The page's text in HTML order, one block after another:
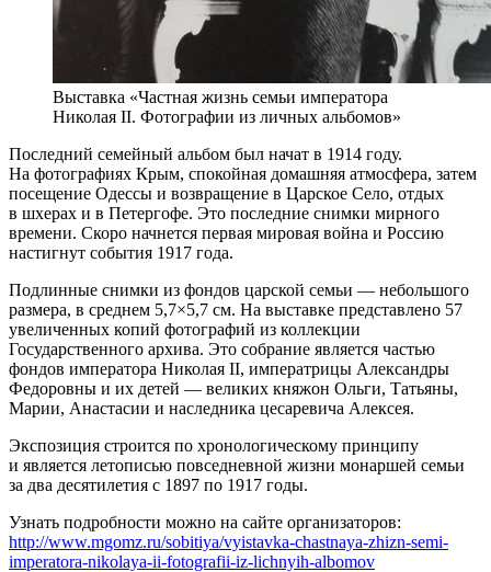
Выставка «Частная жизнь семьи императора
Николая II. Фотографии из личных альбомов»
Последний семейный альбом был начат в 1914 году.
На фотографиях Крым, спокойная домашняя атмосфера, затем
посещение Одессы и возвращение в Царское Село, отдых
в шхерах и в Петергофе. Это последние снимки мирного
времени. Скоро начнется первая мировая война и Россию
настигнут события 1917 года.
Подлинные снимки из фондов царской семьи — небольшого
размера, в среднем 5,7×5,7 см. На выставке представлено 57
увеличенных копий фотографий из коллекции
Государственного архива. Это собрание является частью
фондов императора Николая II, императрицы Александры
Федоровны и их детей — великих княжон Ольги, Татьяны,
Марии, Анастасии и наследника цесаревича Алексея.
Экспозиция строится по хронологическому принципу
и является летописью повседневной жизни монаршей семьи
за два десятилетия с 1897 по 1917 годы.
Узнать подробности можно на сайте организаторов:
http://www.mgomz.ru/sobitiya/vyistavka-chastnaya-zhizn-semi-
imperatora-nikolaya-ii-fotografii-iz-lichnyih-albomov